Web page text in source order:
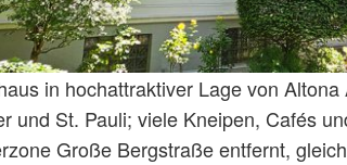
in hochattraktiver Lage von
und St. Pauli; viele Kneipen, Cafés
Große Bergstraße entfernt,